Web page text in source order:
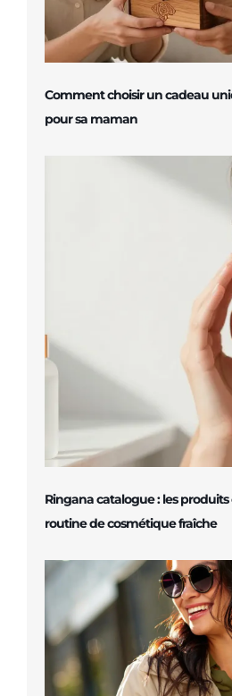
Comment choisir un cadeau
pour sa maman
Ringana catalogue : les
routine de cosmétique fraîche